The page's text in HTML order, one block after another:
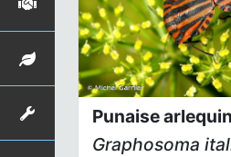
Punaise arlequin
Graphosoma